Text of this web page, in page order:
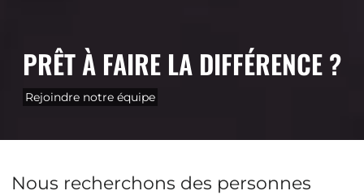
PRÊT À FAIRE LA DIFFÉRENCE ?
Rejoindre notre équipe
Nous recherchons des personnes